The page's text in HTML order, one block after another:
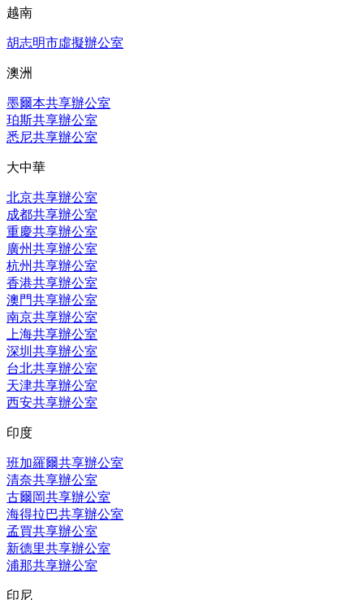
越南
胡志明市虛擬辦公室
澳洲
墨爾本共享辦公室
珀斯共享辦公室
悉尼共享辦公室
大中華
北京共享辦公室
成都共享辦公室
重慶共享辦公室
廣州共享辦公室
杭州共享辦公室
香港共享辦公室
澳門共享辦公室
南京共享辦公室
上海共享辦公室
深圳共享辦公室
台北共享辦公室
天津共享辦公室
西安共享辦公室
印度
班加羅爾共享辦公室
清奈共享辦公室
古爾岡共享辦公室
海得拉巴共享辦公室
孟買共享辦公室
新德里共享辦公室
浦那共享辦公室
印尼